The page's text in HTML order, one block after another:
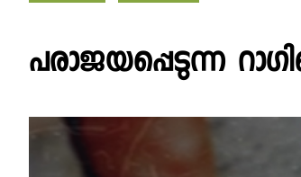
പരാജയപ്പെടുന്ന